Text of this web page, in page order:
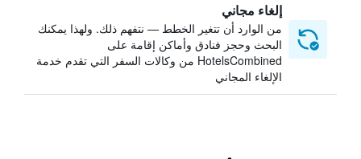
إلغاء مجاني
من الوارد أن تتغير الخطط — نتفهم ذلك. ولهذا يمكنك
البحث وحجز فنادق وأماكن إقامة على
HotelsCombined من وكالات السفر التي تقدم خدمة
الإلغاء المجاني